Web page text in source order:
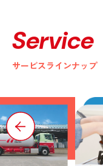
Service
サービスラインナップ